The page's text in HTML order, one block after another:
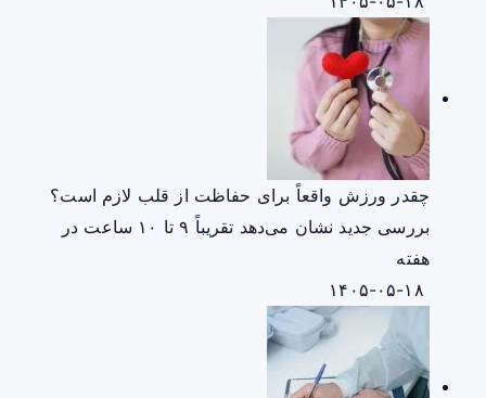
چقدر ورزش واقعاً برای حفاظت از قلب لازم است؟
بررسی جدید نشان می‌دهد تقریباً ۹ تا ۱۰ ساعت در
هفته